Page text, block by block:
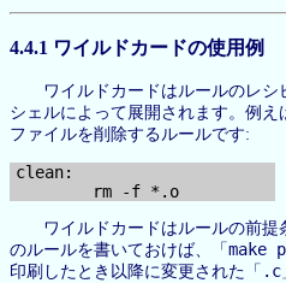
4.4.1 ワイルドカードの使用例
ワイルドカードはルールのレシ
シェルによって展開されます。例え
ファイルを削除するルールです:
clean:
ワイルドカードはルールの前提
のルールを書いておけば、「 make
印刷したとき以降に変更された「 .c